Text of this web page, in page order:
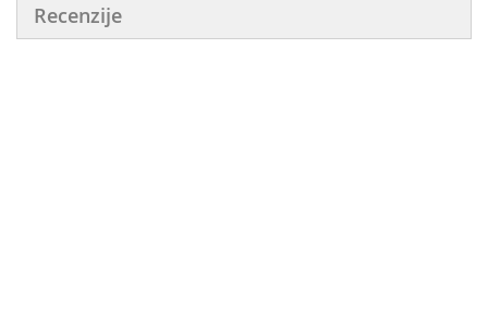
Recenzije